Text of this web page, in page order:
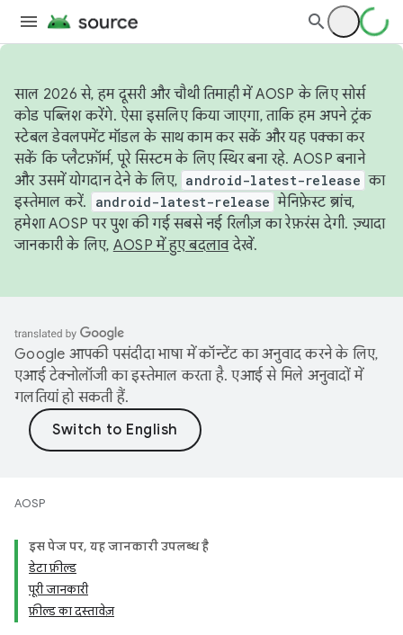
साल 2026 से, हम दूसरी और चौथी तिमाही में AOSP के लिए सोर्स
कोड पब्लिश करेंगे. ऐसा इसलिए किया जाएगा, ताकि हम अपने ट्रंक
स्टेबल डेवलपमेंट मॉडल के साथ काम कर सकें और यह पक्का कर
सकें कि प्लैटफ़ॉर्म, पूरे सिस्टम के लिए स्थिर बना रहे. AOSP बनाने
और उसमें योगदान देने के लिए, android-latest-release का
इस्तेमाल करें.
android-latest-release मेनिफ़ेस्ट ब्रांच,
हमेशा AOSP पर पुश की गई सबसे नई रिलीज़ का रेफ़रंस देगी. ज़्यादा
जानकारी के लिए, AOSP में हुए बदलावदेखें.
Google आपकी पसंदीदा भाषा में कॉन्टेंट का अनुवाद करने के लिए,
एआई टेक्नोलॉजी का इस्तेमाल करता है. एआई से मिले अनुवादों में
गलतियां हो सकती हैं.
AOSP
इस पेज पर, यह जानकारी उपलब्ध है
डेटा फ़ील्ड
पूरी जानकारी
फ़ील्ड का दस्तावेज़